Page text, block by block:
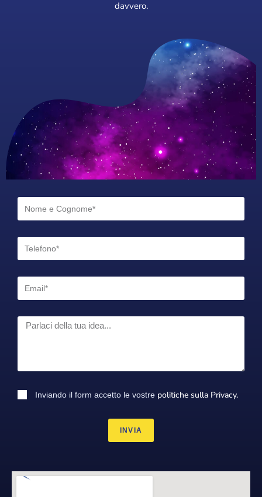
davvero.
Inviando il form accetto le vostre politiche sulla Privacy.
INVIA